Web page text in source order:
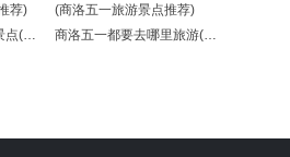
牟平哪里有室内旅游景点(牟平的室内旅游景点推荐) 商洛五一都要去哪里旅游(商洛五一旅游景点推荐)